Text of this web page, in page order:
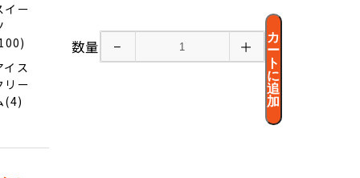
イー
イス
リー
(4)
数量 − ＋
カ
ー
ト
に
追
加